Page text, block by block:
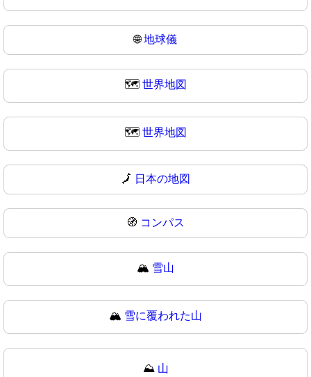
🌐地球儀
🗺️ 世界地図
🗺 世界地図
🗾 日本の地図
🧭 コンパス
🏔️ 雪山
🏔 雪に覆われた山
⛰️ 山